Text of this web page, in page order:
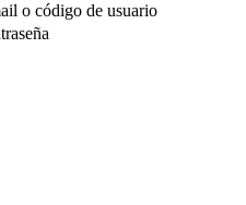
o código de usuario